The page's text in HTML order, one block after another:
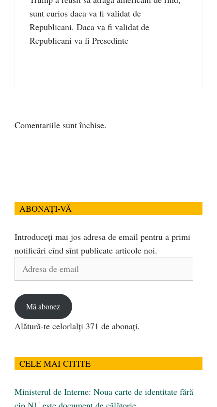
sunt curios daca va fi validat de
Republicani. Daca va fi validat de
Republicani va fi Presedinte
Comentariile sunt închise.
ABONAȚI-VĂ
Introduceți mai jos adresa de email pentru a primi
notificări cînd sînt publicate articole noi.
Adresa
Mă abonez
Alătură-te celorlalți 371 de abonați.
CELE MAI CITITE
Ministerul de Interne: Noua carte de identitate fără